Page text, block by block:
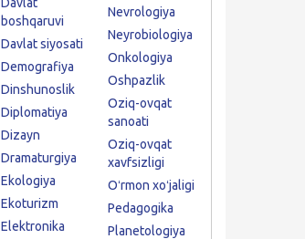
boshqaruvi
Davlat siyosati
Demografiya
Dinshunoslik
Diplomatiya
Dizayn
Dramaturgiya
Ekologiya
Ekoturizm
Elektronika
Nevrologiya
Neyrobiologiya
Onkologiya
Oshpazlik
Oziq-ovqat
sanoati
Oziq-ovqat
xavfsizligi
Oʻrmon xoʻjaligi
Pedagogika
Planetologiya